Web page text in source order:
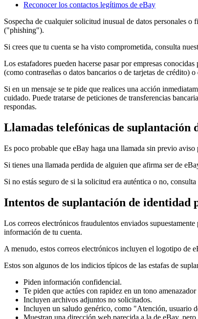
Reconocer los contactos legítimos de eBay
Sospecha de cualquier solicitud inusual de datos personales
("phishing").
Si crees que tu cuenta se ha visto comprometida, consulta
Los estafadores pueden hacerse pasar por empresas
(como contraseñas o datos bancarios o de tarjetas de crédito)
Si en un mensaje se te pide que realices una acción
cuidado. Puede tratarse de peticiones de transferencias
respondas.
Llamadas telefónicas de suplantación
Es poco probable que eBay haga una llamada sin previo
Si tienes una llamada perdida de alguien que afirma ser de
Si no estás seguro de si la solicitud era auténtica o no, consulta
Intentos de suplantación de identidad
Los correos electrónicos fraudulentos enviados
información de tu cuenta.
A menudo, estos correos electrónicos incluyen el logotipo de
Estos son algunos de los indicios típicos de las estafas de
Piden información confidencial.
Te piden que actúes con rapidez en un tono
Incluyen archivos adjuntos no solicitados.
Incluyen un saludo genérico, como "Atención, usuario
Muestran una dirección web parecida a la de eBay,